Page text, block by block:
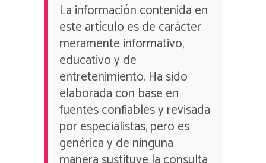
La información contenida en
este artículo es de carácter
meramente informativo,
educativo y de
entretenimiento. Ha sido
elaborada con base en
fuentes confiables y revisada
por especialistas, pero es
genérica y de ninguna